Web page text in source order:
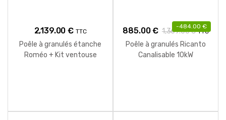
2,139.00€ TTC
Poêle à granulés étanche
Roméo + Kit ventouse
-484.00 €
885.00€ 1,369.00€ TTC
Poêle à granulés Ricanto
Canalisable 10kW